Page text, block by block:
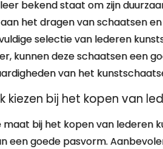
bekend staat om zijn
het dragen van schaatsen
selectie van lederen
kunnen deze schaatsen een
van het
kiezen bij het kopen van
maat bij het kopen van lederen
een goede pasvorm.